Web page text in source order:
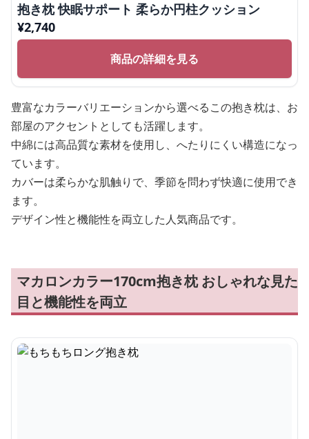
抱き枕 快眠サポート 柔らか円柱クッション
¥2,740
商品の詳細を見る
豊富なカラーバリエーションから選べるこの抱き枕は、お
部屋のアクセントとしても活躍します。
中綿には高品質な素材を使用し、へたりにくい構造になっ
ています。
カバーは柔らかな肌触りで、季節を問わず快適に使用でき
ます。
デザイン性と機能性を両立した人気商品です。
マカロンカラー170cm抱き枕 おしゃれな見た
目と機能性を両立